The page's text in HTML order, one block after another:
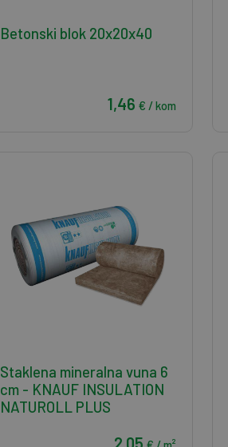
Betonski blok 20x20x40
1,46 € / kom
Staklena mineralna vuna 6
cm - KNAUF INSULATION
NATUROLL PLUS
2,05